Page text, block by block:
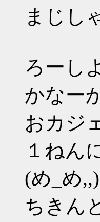
まじし
ろーし
かなー
おカジ
１ねん
(め_め,,)
ちきん